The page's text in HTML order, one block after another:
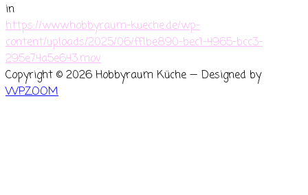
in
https://www.hobbyraum-kueche.de/wp-
content/uploads/2025/06/ff1be890-bec1-4965-bcc3-
295e74a5e643.mov
Copyright © 2026 Hobbyraum Küche — Designed by
WPZOOM